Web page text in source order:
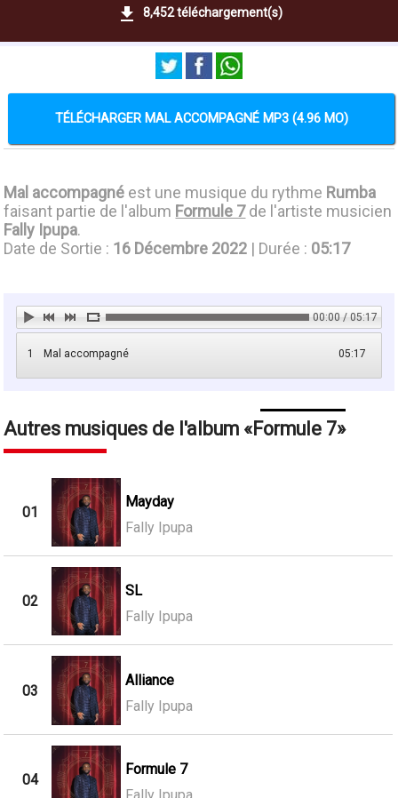
8,452 téléchargement(s)
TÉLÉCHARGER MAL ACCOMPAGNÉ MP3 (4.96 MO)
Mal accompagné est une musique du rythme Rumba
faisant partie de l'album Formule 7de l'artiste musicien
Fally Ipupa.
Date de Sortie : 16 Décembre 2022 | Durée : 05:17
00:00 / 05:17
1 05:17
Mal accompagné
Autres musiques de l'album Formule 7
01
Mayday
Fally Ipupa
02
SL
Fally Ipupa
03
Alliance
Fally Ipupa
04
Formule 7